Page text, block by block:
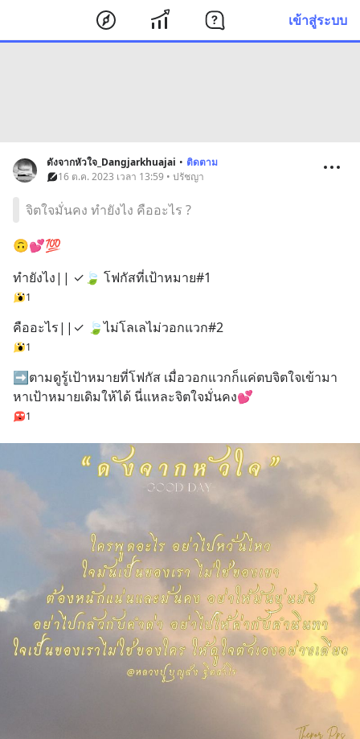
เข้าสู่ระบบ
ดังจากหัวใจ_Dangjarkhuajai • ติดตาม
16 ต.ค. 2023 เวลา 13:59 • ปรัชญา
จิตใจมั่นคง ทำยังไง คืออะไร ?
🙃💕💯
ทำยังไง|| ✓🍃 โฟกัสที่เป้าหมาย#1
1
คืออะไร||✓ 🍃ไม่โลเลไม่วอกแวก#2
1
➡️ตามดูรู้เป้าหมายที่โฟกัส เมื่อวอกแวกก็แค่ตบจิตใจเข้ามา
หาเป้าหมายเดิมให้ได้ นี่แหละจิตใจมั่นคง💕
1